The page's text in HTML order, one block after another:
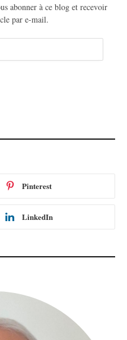
abonner à ce blog et recevoir
par e-mail.
Pinterest
LinkedIn